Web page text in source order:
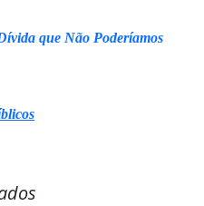
que Não Poderíamos